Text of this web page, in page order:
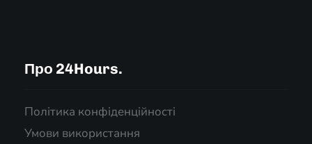
Про 24Hours.
Політика конфіденційності
Умови використання